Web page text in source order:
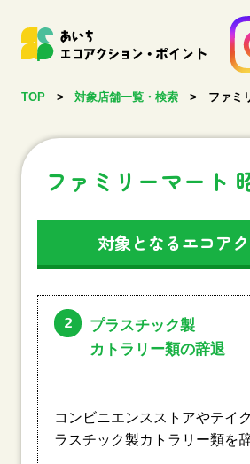
TOP > 対象店舗一覧・検索 > ファミ
ファミリーマート
対象となるエコア
2
プラスチック製
カトラリー類の辞退
コンビニエンスストアやテイ
ラスチック製カトラリー類を